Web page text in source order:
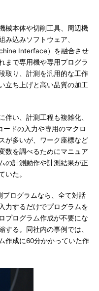
械本体や切削工具、周辺機
み込みソフトウェア、
Interface）を融合させ
まで専用機や専用プログラ
取り、計測を汎用的な工作
立ち上げと高い品質の加工
い、計測工程も複雑化、
ドの入力や専用のマクロ
が多いが、ワーク座標など
数を調べるためにマニュア
の計測動作や計測結果が正
いた。
ログラムなら、全て対話
力するだけでプログラムを
プログラム作成が不要にな
する。同社内の事例では、
作成に60分かかっていた作